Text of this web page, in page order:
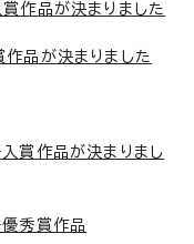
作品が決まりました
品が決まりました
賞作品が決まりまし
秀賞作品